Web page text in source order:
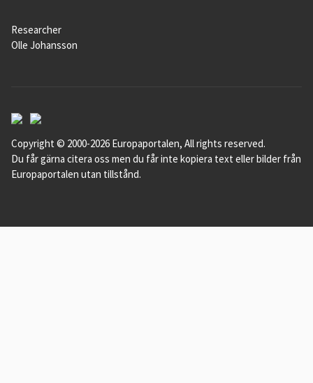
Researcher
Olle Johansson
Copyright © 2000-2026 Europaportalen, All rights reserved.
Du får gärna citera oss men du får inte kopiera text eller bilder från
Europaportalen utan tillstånd.